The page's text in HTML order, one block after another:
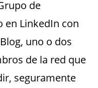
de
en LinkedIn con
uno o dos
de la red que
seguramente